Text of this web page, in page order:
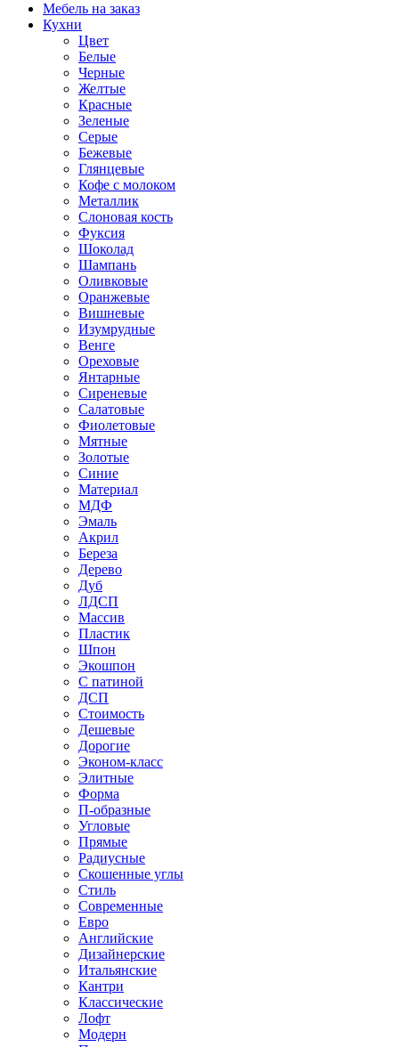
Мебель на заказ
Кухни
Цвет
Белые
Черные
Желтые
Красные
Зеленые
Серые
Бежевые
Глянцевые
Кофе с молоком
Металлик
Слоновая кость
Фуксия
Шоколад
Шампань
Оливковые
Оранжевые
Вишневые
Изумрудные
Венге
Ореховые
Янтарные
Сиреневые
Салатовые
Фиолетовые
Мятные
Золотые
Синие
Материал
МДФ
Эмаль
Акрил
Береза
Дерево
Дуб
ЛДСП
Массив
Пластик
Шпон
Экошпон
С патиной
ДСП
Стоимость
Дешевые
Дорогие
Эконом-класс
Элитные
Форма
П-образные
Угловые
Прямые
Радиусные
Скошенные углы
Стиль
Современные
Евро
Английские
Дизайнерские
Итальянские
Кантри
Классические
Лофт
Модерн